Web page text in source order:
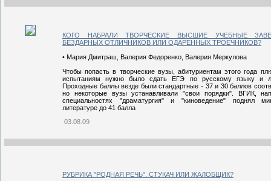
КОГО НАБРАЛИ ТВОРЧЕСКИЕ ВЫСШИЕ УЧЕБНЫЕ
БЕЗДАРНЫХ ОТЛИЧНИКОВ ИЛИ ОДАРЕННЫХ ТРОЕЧНИКОВ?
• Мария Дмитраш, Валерия Федоренко, Валерия Меркулова
Чтобы попасть в творческие вузы, абитуриентам этого года
испытаниям нужно было сдать ЕГЭ по русскому языку и
Проходные баллы везде были стандартные - 37 и 30 баллов
но некоторые вузы устанавливали "свои порядки". ВГИК,
специальностях "драматургия" и "киноведение" поднял
литературе до 41 балла
03.08.09
РУБРИКА "РОДНАЯ РЕЧЬ". СТУКАЧ ИЛИ ЖАЛОБЩИК?